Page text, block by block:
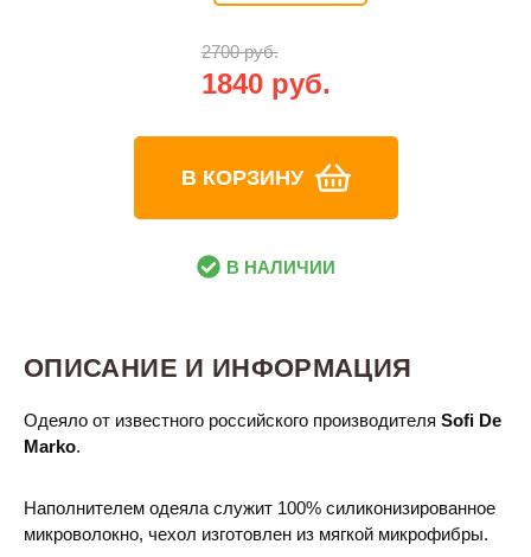
2700 руб.
1840 руб.
В КОРЗИНУ
В НАЛИЧИИ
ОПИСАНИЕ И ИНФОРМАЦИЯ
Одеяло от известного российского производителя Sofi De
Marko.
Наполнителем одеяла служит 100% силиконизированное
микроволокно, чехол изготовлен из мягкой микрофибры.